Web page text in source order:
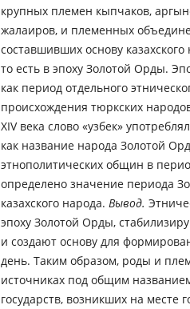
крупных племен кыпчаков,
жалаиров, и племенных
составшивших основу казахского
то есть в эпоху Золотой Орды.
как период отдельного
происхождения тюркских
XIV века слово «узбек»
как название народа Золотой
этнополитических общин в
определено значение периода
казахского народа. Вывод.
эпоху Золотой Орды,
и создают основу для
день. Таким образом, роды и
источниках под общим
государств, возникших на месте